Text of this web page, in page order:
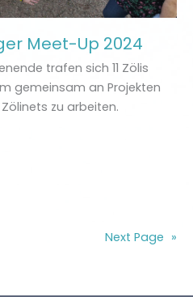
Meet-Up 2024
trafen sich 11 Zölis
gemeinsam an Projekten
zu arbeiten.
Next Page »